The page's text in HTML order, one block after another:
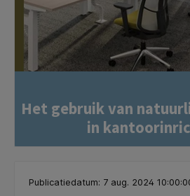
Het gebruik van
in
Publicatiedatum: 7 aug. 2024